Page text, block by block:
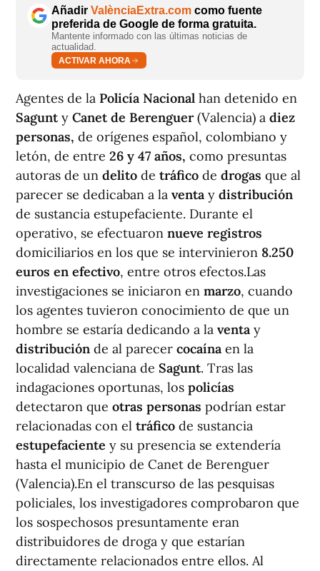
Añadir ValènciaExtra.com como fuente
preferida de Google de forma gratuita.
Mantente informado con las últimas noticias de
actualidad.
ACTIVAR AHORA
Agentes de la Policía Nacional han detenido en
Sagunty Canet de Berenguer(Valencia) a diez
personas, de orígenes español, colombiano y
letón, de entre 26 y 47 años, como presuntas
autoras de un delito de tráfico de drogas que al
parecer se dedicaban a la venta y distribución
de sustancia estupefaciente. Durante el
operativo, se efectuaron nueve registros
domiciliarios en los que se intervinieron 8.250
euros en efectivo, entre otros efectos.Las
investigaciones se iniciaron en marzo, cuando
los agentes tuvieron conocimiento de que un
hombre se estaría dedicando a la venta y
distribución de al parecer cocaína en la
localidad valenciana de Sagunt. Tras las
indagaciones oportunas, los policías
detectaron que otras personas podrían estar
relacionadas con el tráfico de sustancia
estupefaciente y su presencia se extendería
hasta el municipio de Canet de Berenguer
(Valencia).En el transcurso de las pesquisas
policiales, los investigadores comprobaron que
los sospechosos presuntamente eran
distribuidores de droga y que estarían
directamente relacionados entre ellos. Al